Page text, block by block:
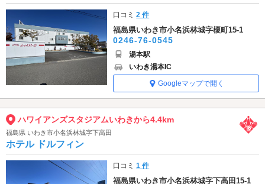
口コミ2 件
福島県いわき市小名浜林城字榎町15-1
0246-76-0545
湯本駅
いわき湯本IC
Googleマップで開く
ハワイアンズスタジアムいわきから4.4km
福島県 いわき市小名浜林城字下高田
ホテル ドルフィン
口コミ1 件
福島県いわき市小名浜林城字下高田15-1